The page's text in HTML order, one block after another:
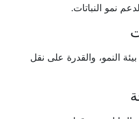
نمو النباتات.
النمو، والقدرة على نقل